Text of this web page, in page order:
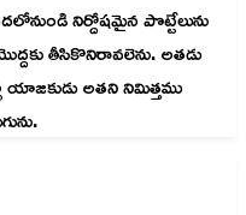
నిర్దోషమైన పొట్టేలును
తీసికొనిరావలెను. అతడు
అతని నిమిత్తము